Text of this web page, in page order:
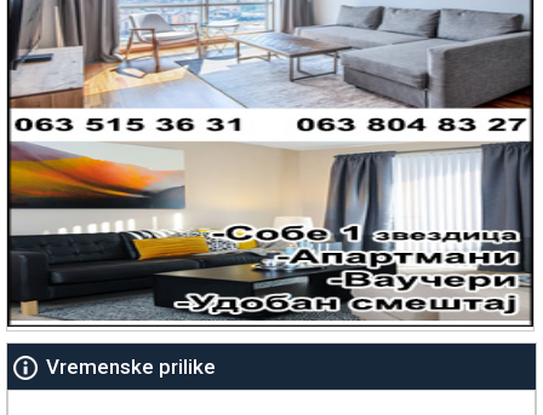
Vremenske prilike